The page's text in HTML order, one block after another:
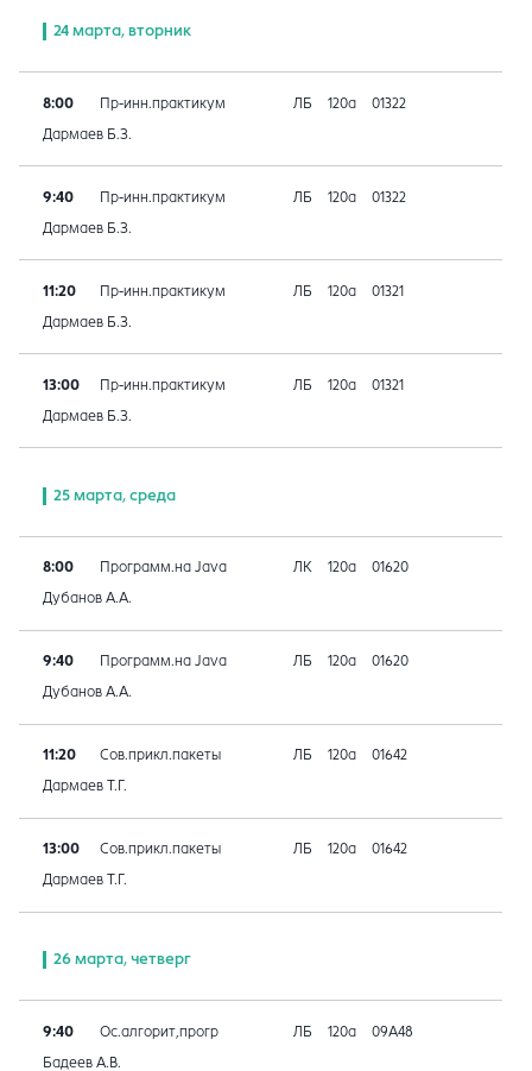
24 марта, вторник
8:00 Пр-инн.практикум ЛБ 120а 01322
Дармаев Б.З.
9:40 Пр-инн.практикум ЛБ 120а 01322
Дармаев Б.З.
11:20 Пр-инн.практикум ЛБ 120а 01321
Дармаев Б.З.
13:00 Пр-инн.практикум ЛБ 120а 01321
Дармаев Б.З.
25 марта, среда
8:00 Программ.на Java ЛК 120а 01620
Дубанов А.А.
9:40 Программ.на Java ЛБ 120а 01620
Дубанов А.А.
11:20 Сов.прикл.пакеты ЛБ 120а 01642
Дармаев Т.Г.
13:00 Сов.прикл.пакеты ЛБ 120а 01642
Дармаев Т.Г.
26 марта, четверг
9:40 Ос.алгорит,прогр ЛБ 120а 09A48
Бадеев А.В.